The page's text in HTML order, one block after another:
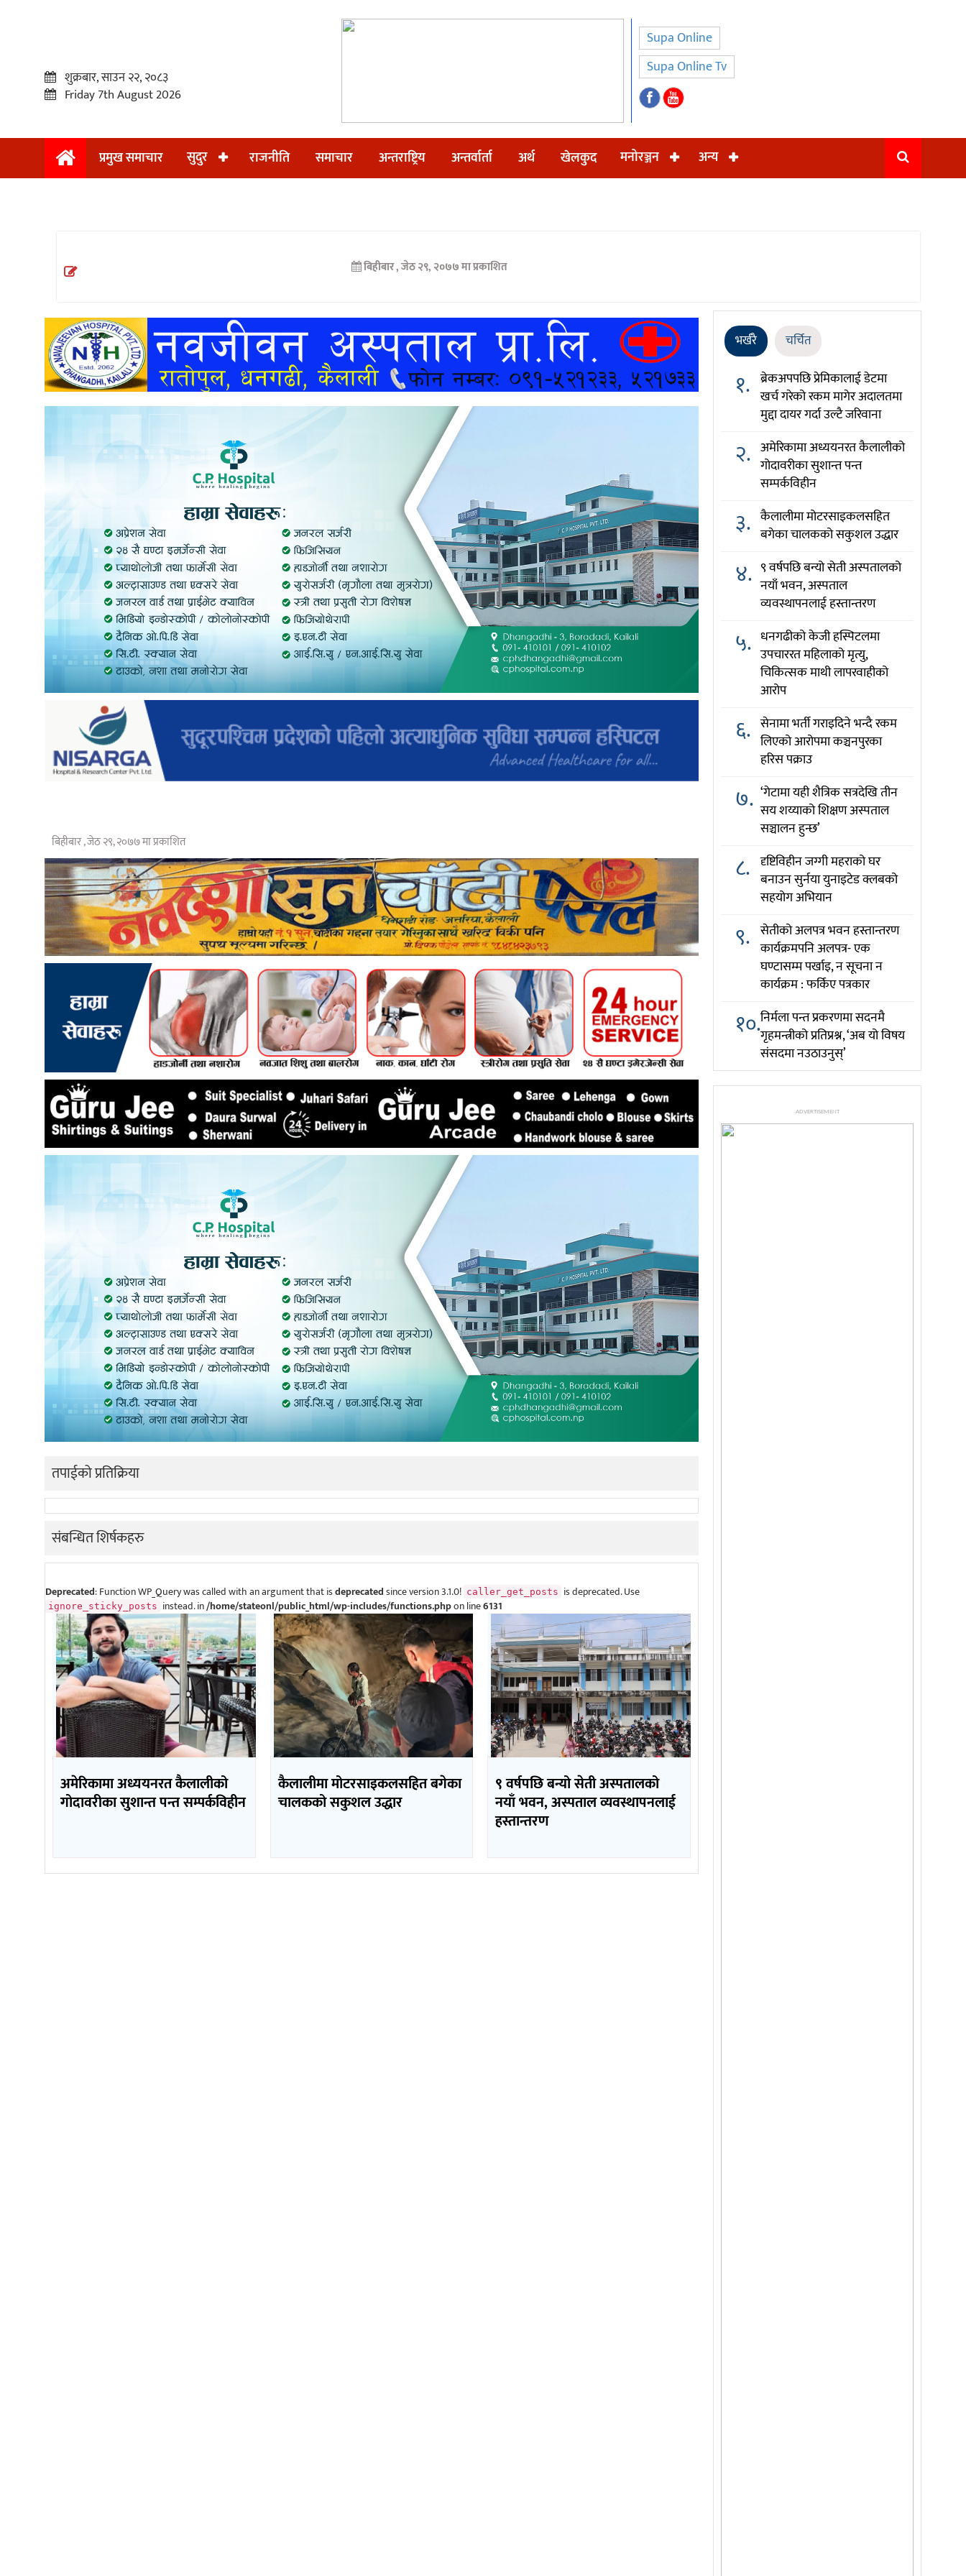
प्रमुख
अन्तराष्ट्रिय
अन्तर्वार्ता
खेलकुद
शुक्रबार, साउन २२, २०८३
Friday 7th August 2026
Supa Online
Supa Online Tv
प्रमुख समाचार सुदुर राजनीति समाचार अन्तराष्ट्रिय अन्तर्वार्ता अर्थ खेलकुद मनोरञ्जन अन्य
बिहीबार , जेठ २९, २०७७ मा प्रकाशित
बिहीबार , जेठ २९, २०७७ मा प्रकाशित
तपाईको प्रतिक्रिया
संबन्धित शिर्षकहरु
Deprecated: Function WP_Query was called with an argument that isdeprecatedsince version 3.1.0! caller_get_posts is deprecated. Use
ignore_sticky_posts instead. in/home/stateonl/public_html/wp-includes/functions.phpon line6131
अमेरिकामा अध्ययनरत कैलालीको
गोदावरीका सुशान्त पन्त सम्पर्कविहीन
कैलालीमा मोटरसाइकलसहित बगेका
चालकको सकुशल उद्धार
९ वर्षपछि बन्यो सेती अस्पतालको
नयाँ भवन, अस्पताल व्यवस्थापनलाई
हस्तान्तरण
भर्खरै चर्चित
१. ब्रेकअपपछि प्रेमिकालाई डेटमा
खर्च गरेको रकम मागेर अदालतमा
मुद्दा दायर गर्दा उल्टै जरिवाना
२. अमेरिकामा अध्ययनरत कैलालीको
गोदावरीका सुशान्त पन्त
सम्पर्कविहीन
३. कैलालीमा मोटरसाइकलसहित
बगेका चालकको सकुशल उद्धार
४. ९ वर्षपछि बन्यो सेती अस्पतालको
नयाँ भवन, अस्पताल
व्यवस्थापनलाई हस्तान्तरण
५. धनगढीको केजी हस्पिटलमा
उपचाररत महिलाको मृत्यु,
चिकित्सक माथी लापरवाहीको
आरोप
६. सेनामा भर्ती गराइदिने भन्दै रकम
लिएको आरोपमा कञ्चनपुरका
हरिस पक्राउ
७. ‘गेटामा यही शैत्रिक सत्रदेखि तीन
सय शय्याको शिक्षण अस्पताल
सञ्चालन हुन्छ’
८. दृष्टिविहीन जग्गी महराको घर
बनाउन सुर्नया युनाइटेड क्लबको
सहयोग अभियान
९. सेतीको अलपत्र भवन हस्तान्तरण
कार्यक्रमपनि अलपत्र- एक
घण्टासम्म पर्खाइ, न सूचना न
कार्यक्रम : फर्किए पत्रकार
१०.निर्मला पन्त प्रकरणमा सदनमै
गृहमन्त्रीको प्रतिप्रश्न, ‘अब यो विषय
संसदमा नउठाउनुस्’
ADVERTISEMENT